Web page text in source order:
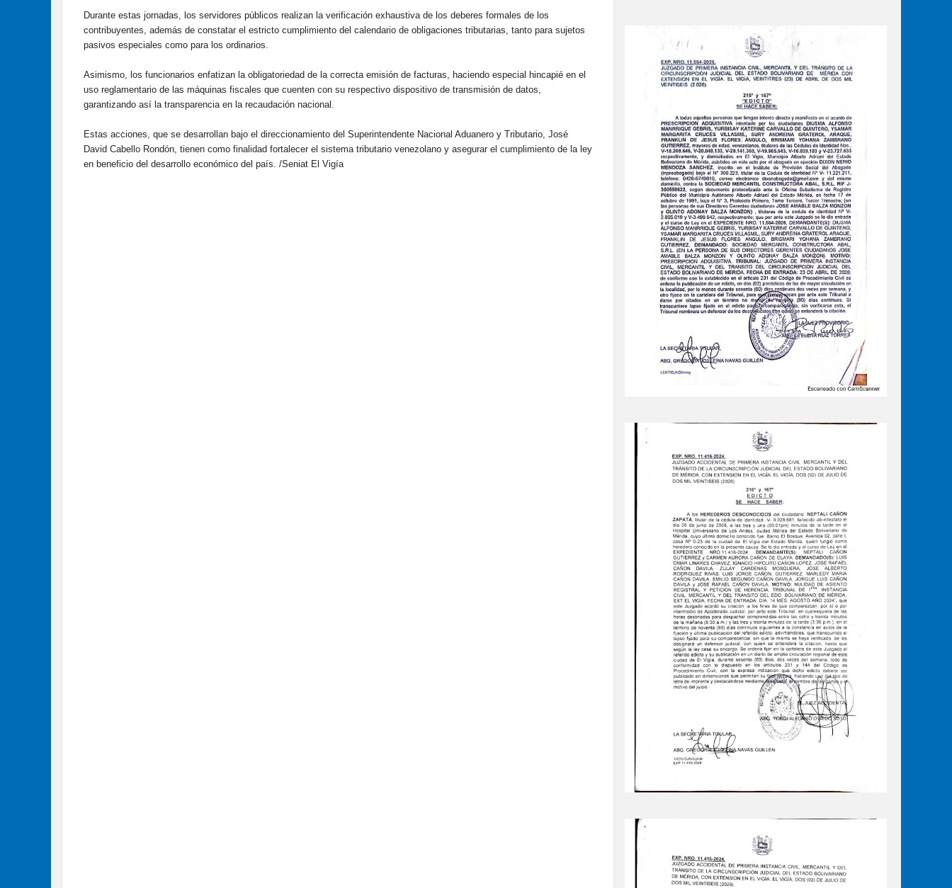
​Durante estas jornadas, los servidores públicos realizan la verificación exhaustiva de los deberes formales de los
contribuyentes, además de constatar el estricto cumplimiento del calendario de obligaciones tributarias, tanto para sujetos
pasivos especiales como para los ordinarios.
​Asimismo, los funcionarios enfatizan la obligatoriedad de la correcta emisión de facturas, haciendo especial hincapié en el
uso reglamentario de las máquinas fiscales que cuenten con su respectivo dispositivo de transmisión de datos,
garantizando así la transparencia en la recaudación nacional.
​Estas acciones, que se desarrollan bajo el direccionamiento del Superintendente Nacional Aduanero y Tributario, José
David Cabello Rondón, tienen como finalidad fortalecer el sistema tributario venezolano y asegurar el cumplimiento de la ley
en beneficio del desarrollo económico del país. /Seniat El Vigía